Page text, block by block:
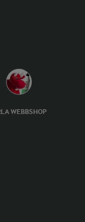
WEBBSHOP